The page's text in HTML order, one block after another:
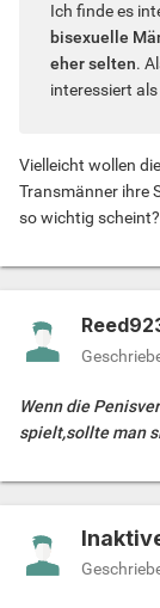
Ich finde es
bisexuelle
eher selten.
interessiert als
Vielleicht wollen
Transmänner ihre
so wichtig scheint?
Wenn die
spielt,sollte man